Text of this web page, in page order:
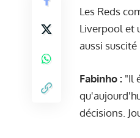
Les Reds
Liverpool et
aussi
Fabinho : "Il
décisions.